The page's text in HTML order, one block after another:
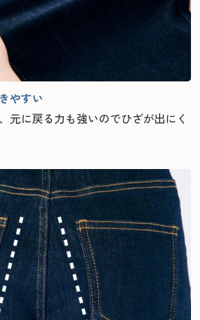
やすい
元に戻る力も強いのでひざが出にく